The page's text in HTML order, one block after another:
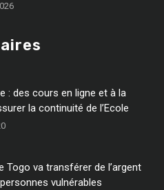
: des cours en ligne et à la
la continuité de l’Ecole
Togo va transférer de l’argent
vulnérables